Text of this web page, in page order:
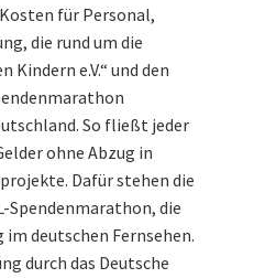
für Personal,
die rund um die
Kindern e.V.“ und den
So fließt jeder
ohne Abzug in
Dafür stehen die
Spendenmarathon, die
deutschen Fernsehen.
durch das Deutsche